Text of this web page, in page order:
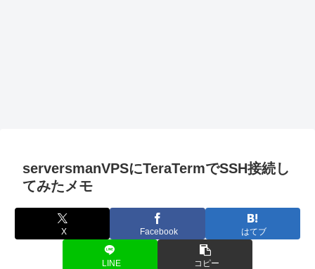
serversmanVPSにTeraTermでSSH接続し
てみたメモ
X Facebook はてブ
LINE コピー